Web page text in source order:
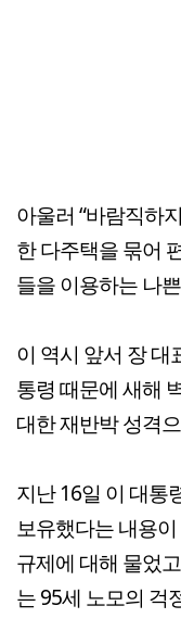
아울러 “바람직하
한 다주택을 묶어
들을 이용하는 나
이 역시 앞서 장 대
통령 때문에 새해
대한 재반박 성격
지난 16일 이 대통
보유했다는 내용
규제에 대해 물었
는 95세 노모의 걱